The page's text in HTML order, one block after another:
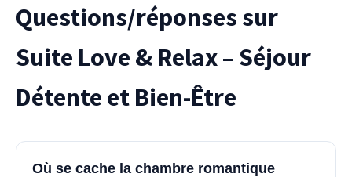
Questions/réponses sur
Suite Love & Relax – Séjour
Détente et Bien-Être
Où se cache la chambre romantique